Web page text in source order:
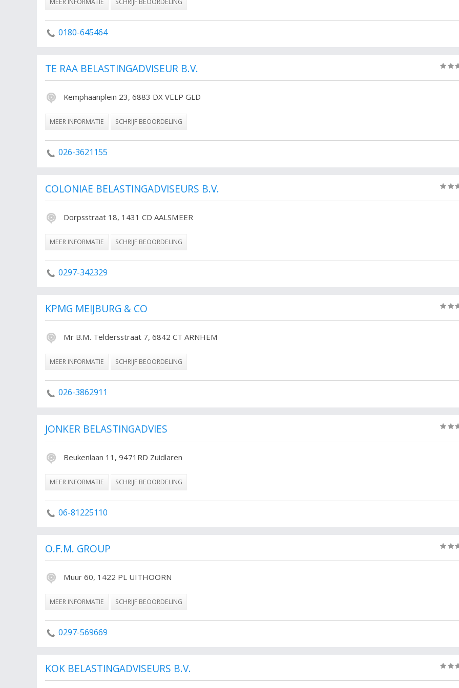
MEER INFORMATIE SCHRIJF BEOORDELING
0180-645464
TE RAA BELASTINGADVISEUR B.V.
Kemphaanplein 23, 6883 DX VELP GLD
MEER INFORMATIE SCHRIJF BEOORDELING
026-3621155
COLONIAE BELASTINGADVISEURS B.V.
Dorpsstraat 18, 1431 CD AALSMEER
MEER INFORMATIE SCHRIJF BEOORDELING
0297-342329
KPMG MEIJBURG & CO
Mr B.M. Teldersstraat 7, 6842 CT ARNHEM
MEER INFORMATIE SCHRIJF BEOORDELING
026-3862911
JONKER BELASTINGADVIES
Beukenlaan 11, 9471RD Zuidlaren
MEER INFORMATIE SCHRIJF BEOORDELING
06-81225110
O.F.M. GROUP
Muur 60, 1422 PL UITHOORN
MEER INFORMATIE SCHRIJF BEOORDELING
0297-569669
KOK BELASTINGADVISEURS B.V.